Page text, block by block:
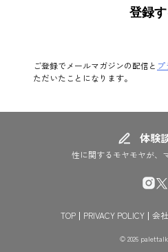
ご登録でメールマガジンの配信と
ただいたことになります。
体験
性に関するモヤモヤが、
TOP PRIVACY POLICY 会
© 2026